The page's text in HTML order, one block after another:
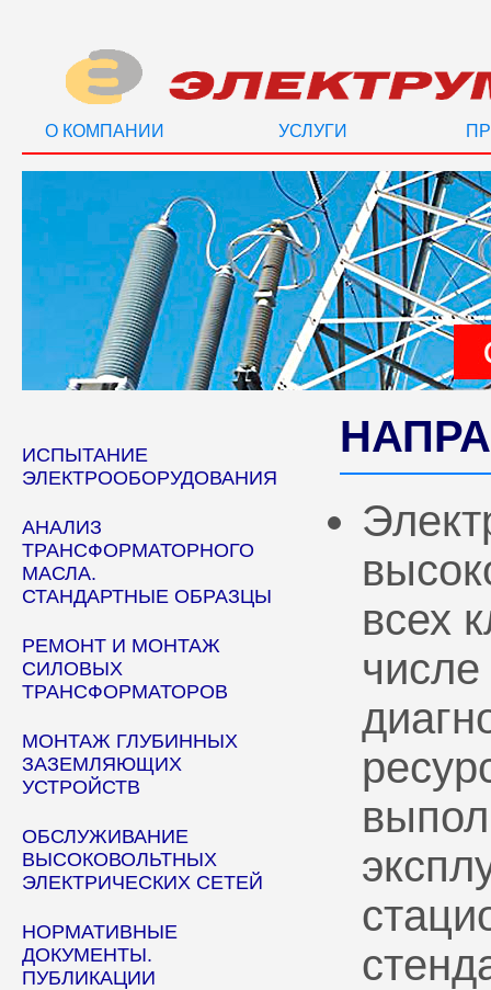
О КОМПАНИИ УСЛУГИ
ИСПЫТАНИЕ
ЭЛЕКТРООБОРУДОВАНИЯ
АНАЛИЗ
ТРАНСФОРМАТОРНОГО
МАСЛА.
СТАНДАРТНЫЕ ОБРАЗЦЫ
РЕМОНТ И МОНТАЖ
СИЛОВЫХ
ТРАНСФОРМАТОРОВ
МОНТАЖ ГЛУБИННЫХ
ЗАЗЕМЛЯЮЩИХ
УСТРОЙСТВ
ОБСЛУЖИВАНИЕ
ВЫСОКОВОЛЬТНЫХ
ЭЛЕКТРИЧЕСКИХ СЕТЕЙ
НОРМАТИВНЫЕ
ДОКУМЕНТЫ.
ПУБЛИКАЦИИ
всех